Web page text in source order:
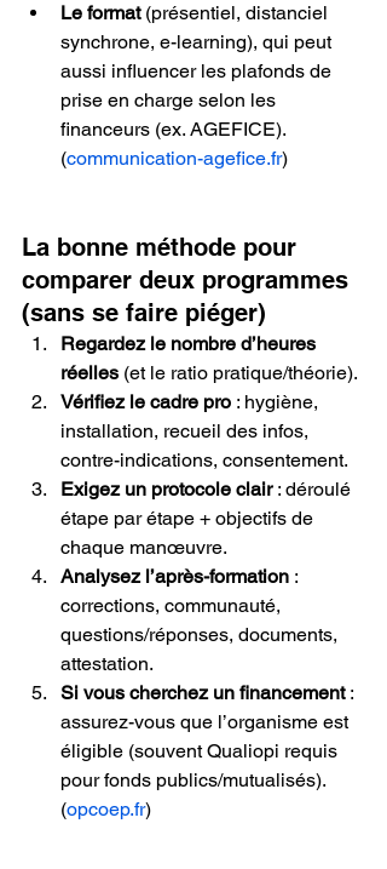
Le format (présentiel, distanciel
synchrone, e-learning), qui peut
aussi influencer les plafonds de
prise en charge selon les
financeurs (ex. AGEFICE).
(communication-agefice.fr)
La bonne méthode pour
comparer deux programmes
(sans se faire piéger)
Regardez le nombre d’heures
réelles (et le ratio pratique/théorie).
Vérifiez le cadre pro : hygiène,
installation, recueil des infos,
contre-indications, consentement.
Exigez un protocole clair : déroulé
étape par étape + objectifs de
chaque manœuvre.
Analysez l’après-formation :
corrections, communauté,
questions/réponses, documents,
attestation.
Si vous cherchez un financement :
assurez-vous que l’organisme est
éligible (souvent Qualiopi requis
pour fonds publics/mutualisés).
(opcoep.fr)